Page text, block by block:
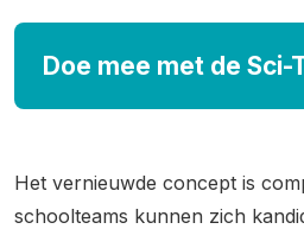
Doe mee met de Sci-
Het vernieuwde concept is
schoolteams kunnen zich